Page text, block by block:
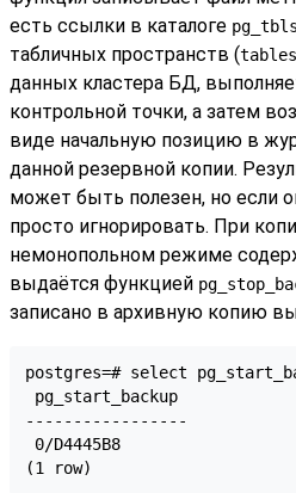
есть ссылки в каталоге
табличных пространств (
данных кластера БД,
контрольной точки, а затем
виде начальную позицию в
данной резервной копии.
может быть полезен, но если
просто игнорировать. При
немонопольном режиме
выдаётся функцией
записано в архивную копию
postgres=# select
pg_start_backup
-----------------
0/D4445B8
(1 row)